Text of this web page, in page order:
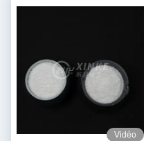
Vidéo